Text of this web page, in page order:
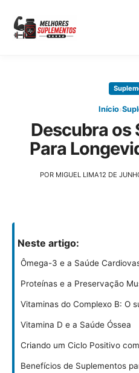
principal
Início›
Descubra os
Para
POR MIGUEL LIMA12 DE
Neste artigo:
Ômega-3 e a Saúde
Proteínas e a Preservação
Vitaminas do Complexo B: O
Vitamina D e a Saúde Óssea
Criando um Ciclo Positivo
Benefícios de Suplementos